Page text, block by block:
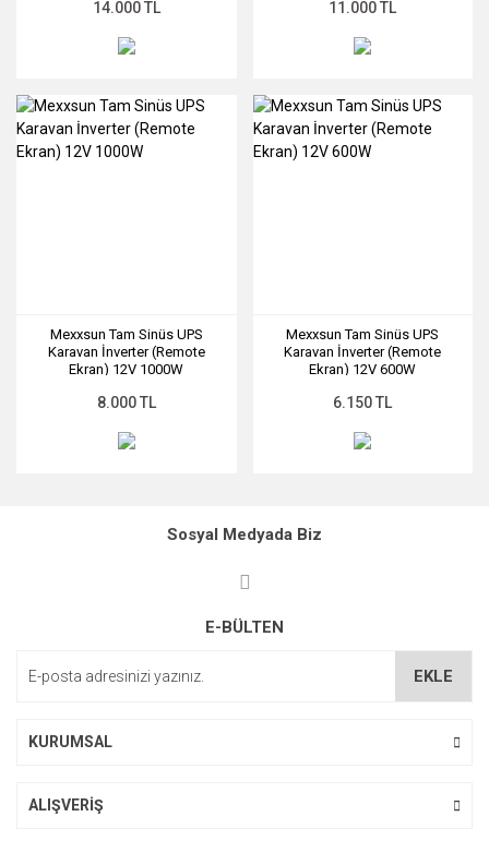
14.000 TL 11.000 TL
Mexxsun Tam Sinüs UPS
Karavan İnverter (Remote
Ekran) 12V 1000W
8.000 TL
Mexxsun Tam Sinüs UPS
Karavan İnverter (Remote
Ekran) 12V 600W
6.150 TL
Sosyal Medyada Biz
E-BÜLTEN
EKLE
KURUMSAL
ALIŞVERİŞ